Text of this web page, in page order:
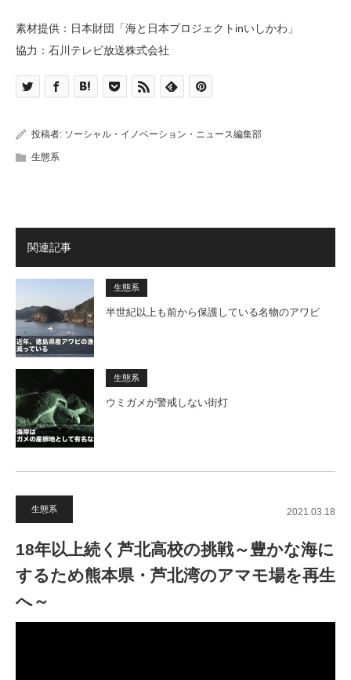
素材提供：日本財団「海と日本プロジェクトinいしかわ」
協力：石川テレビ放送株式会社
投稿者: ソーシャル・イノベーション・ニュース編集部
生態系
関連記事
生態系
半世紀以上も前から保護している名物のアワビ
生態系
ウミガメが警戒しない街灯
生態系 2021.03.18
18年以上続く芦北高校の挑戦～豊かな海に
するため熊本県・芦北湾のアマモ場を再生
へ～